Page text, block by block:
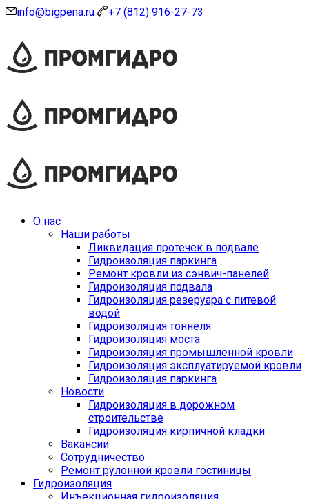
info@bigpena.ru +7 (812) 916-27-73
О нас
Наши работы
Ликвидация протечек в подвале
Гидроизоляция паркинга
Ремонт кровли из сэнвич-панелей
Гидроизоляция подвала
Гидроизоляция резеруара с питевой
водой
Гидроизоляция тоннеля
Гидроизоляция моста
Гидроизоляция промышленной кровли
Гидроизоляция эксплуатируемой кровли
Гидроизоляция паркинга
Новости
Гидроизоляция в дорожном
строительстве
Гидроизоляция кирпичной кладки
Вакансии
Сотрудничество
Ремонт рулонной кровли гостиницы
Гидроизоляция